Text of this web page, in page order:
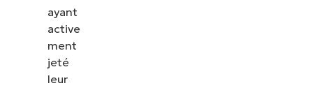
ayant
active
ment
jeté
leur